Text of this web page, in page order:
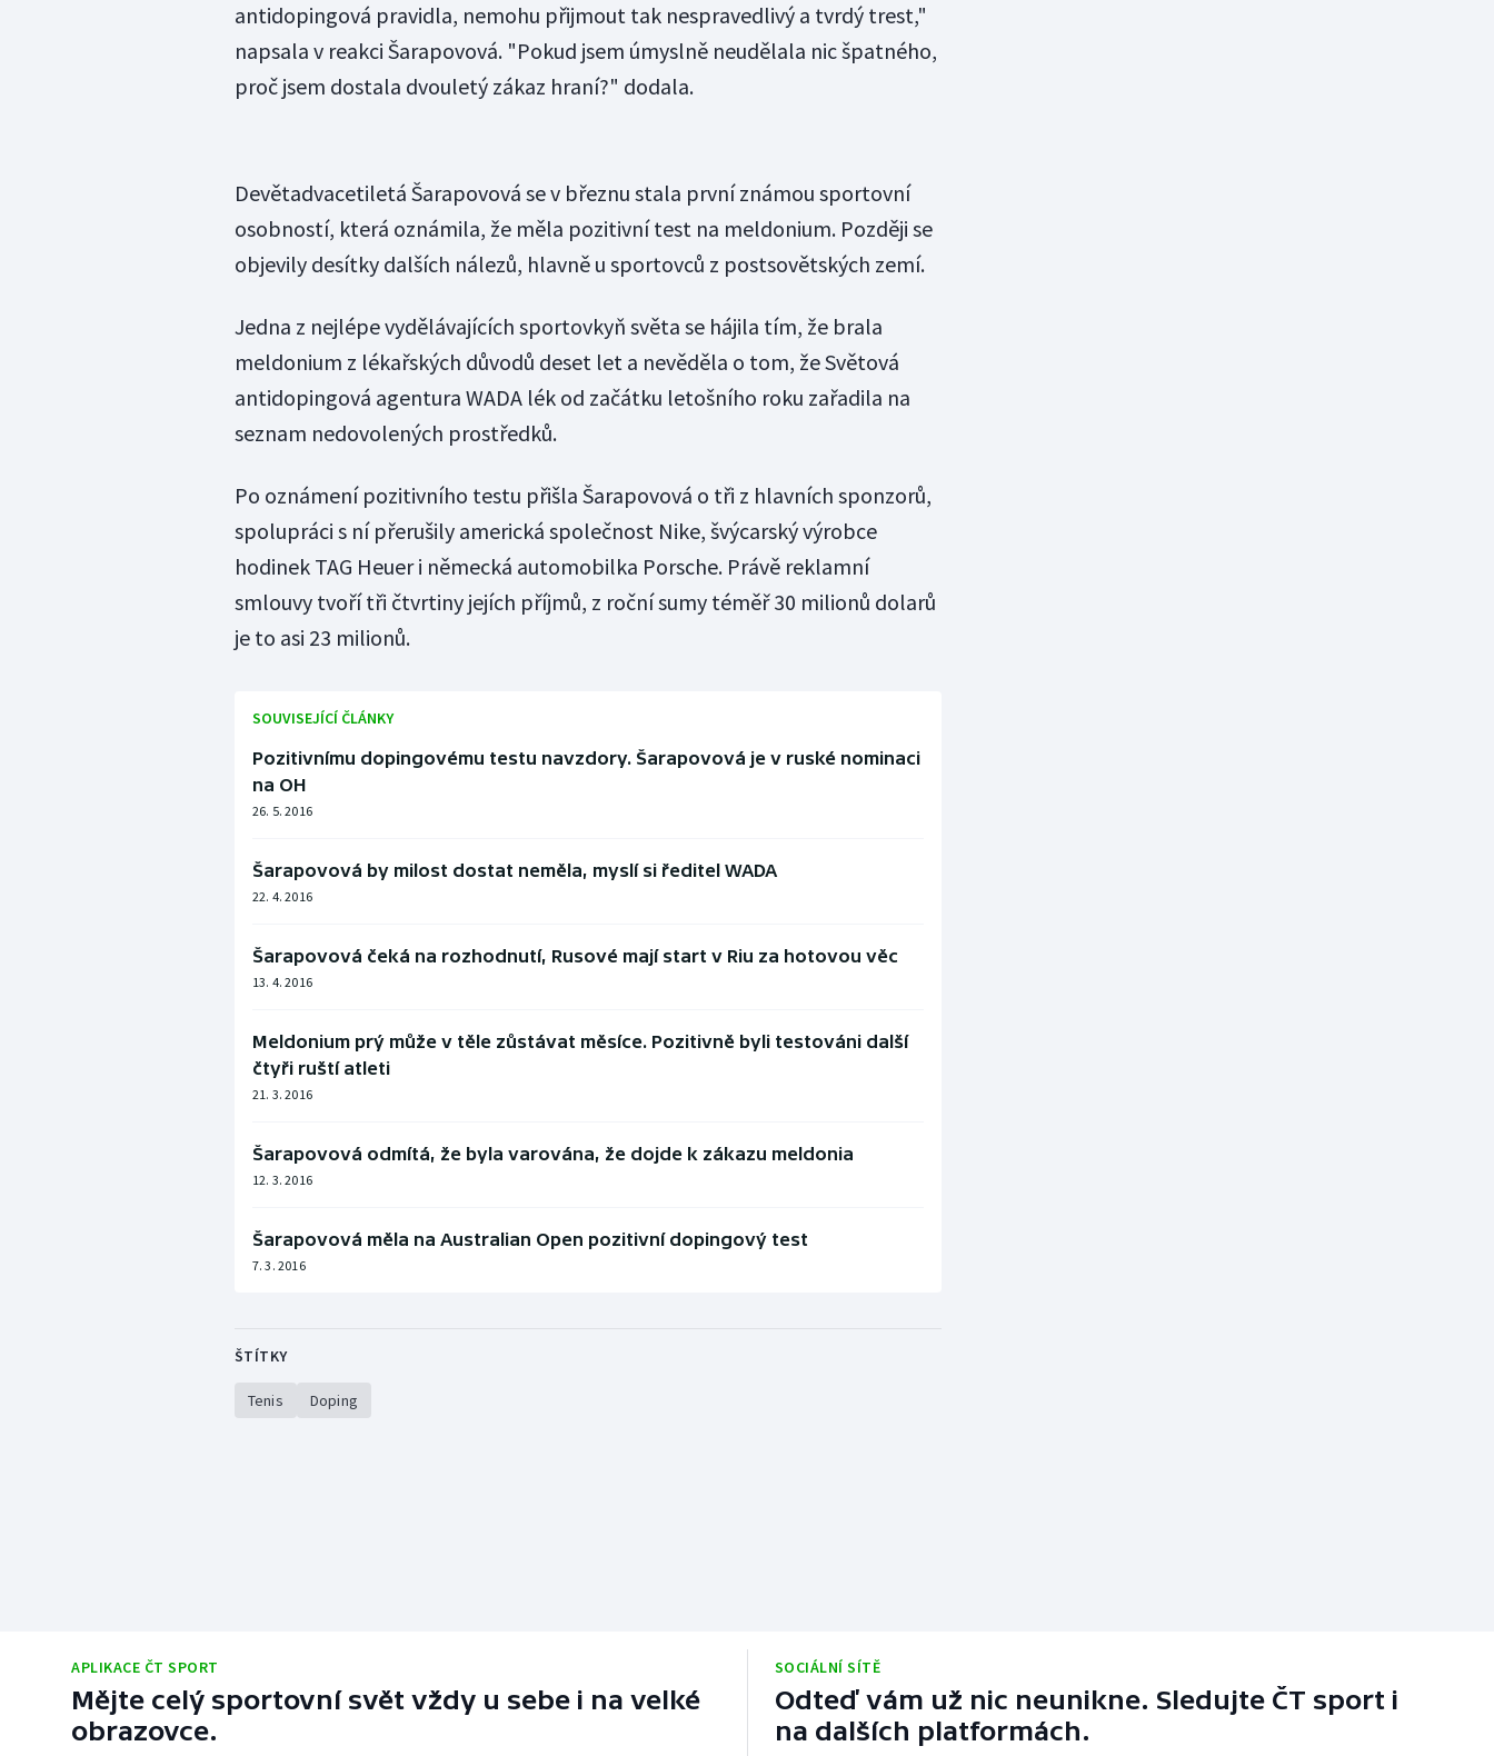
antidopingová pravidla, nemohu přijmout tak nespravedlivý a tvrdý trest,"
napsala v reakci Šarapovová. "Pokud jsem úmyslně neudělala nic špatného,
proč jsem dostala dvouletý zákaz hraní?" dodala.
Devětadvacetiletá Šarapovová se v březnu stala první známou sportovní
osobností, která oznámila, že měla pozitivní test na meldonium. Později se
objevily desítky dalších nálezů, hlavně u sportovců z postsovětských zemí.
Jedna z nejlépe vydělávajících sportovkyň světa se hájila tím, že brala
meldonium z lékařských důvodů deset let a nevěděla o tom, že Světová
antidopingová agentura WADA lék od začátku letošního roku zařadila na
seznam nedovolených prostředků.
Po oznámení pozitivního testu přišla Šarapovová o tři z hlavních sponzorů,
spolupráci s ní přerušily americká společnost Nike, švýcarský výrobce
hodinek TAG Heuer i německá automobilka Porsche. Právě reklamní
smlouvy tvoří tři čtvrtiny jejích příjmů, z roční sumy téměř 30 milionů dolarů
je to asi 23 milionů.
SOUVISEJÍCÍ ČLÁNKY
Pozitivnímu dopingovému testu navzdory. Šarapovová je v ruské nominaci
na OH
26. 5. 2016
Šarapovová by milost dostat neměla, myslí si ředitel WADA
22. 4. 2016
Šarapovová čeká na rozhodnutí, Rusové mají start v Riu za hotovou věc
13. 4. 2016
Meldonium prý může v těle zůstávat měsíce. Pozitivně byli testováni další
čtyři ruští atleti
21. 3. 2016
Šarapovová odmítá, že byla varována, že dojde k zákazu meldonia
12. 3. 2016
Šarapovová měla na Australian Open pozitivní dopingový test
7. 3. 2016
ŠTÍTKY
Tenis Doping
APLIKACE ČT SPORT
Mějte celý sportovní svět vždy u sebe i na velké
obrazovce.
SOCIÁLNÍ SÍTĚ
Odteď vám už nic neunikne. Sledujte ČT sport i
na dalších platformách.